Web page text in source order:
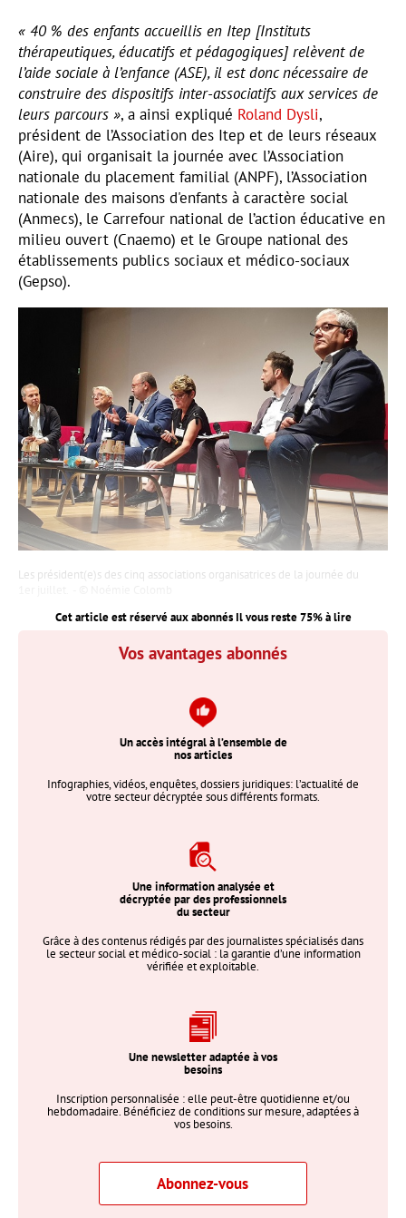
« 40 % des enfants accueillis en Itep [Instituts
thérapeutiques, éducatifs et pédagogiques] relèvent de
l’aide sociale à l’enfance (ASE), il est donc nécessaire de
construire des dispositifs inter-associatifs aux services de
leurs parcours », a ainsi expliqué Roland Dysli,
président de l’Association des Itep et de leurs réseaux
(Aire), qui organisait la journée avec l’Association
nationale du placement familial (ANPF), l’Association
nationale des maisons d'enfants à caractère social
(Anmecs), le Carrefour national de l’action éducative en
milieu ouvert (Cnaemo) et le Groupe national des
établissements publics sociaux et médico-sociaux
(Gepso).
Les président(e)s des cinq associations organisatrices de la journée du
Cet article est réservé aux abonnés Il vous reste75% à lire
Vos avantages abonnés
Un accès intégral à l’ensemble de
nos articles
Infographies, vidéos, enquêtes, dossiers juridiques: l’actualité de
votre secteur décryptée sous différents formats.
Une information analysée et
décryptée par des professionnels
du secteur
Grâce à des contenus rédigés par des journalistes spécialisés dans
le secteur social et médico-social : la garantie d’une information
vérifiée et exploitable.
Une newsletter adaptée à vos
besoins
Inscription personnalisée : elle peut-être quotidienne et/ou
hebdomadaire. Bénéficiez de conditions sur mesure, adaptées à
vos besoins.
Abonnez-vous